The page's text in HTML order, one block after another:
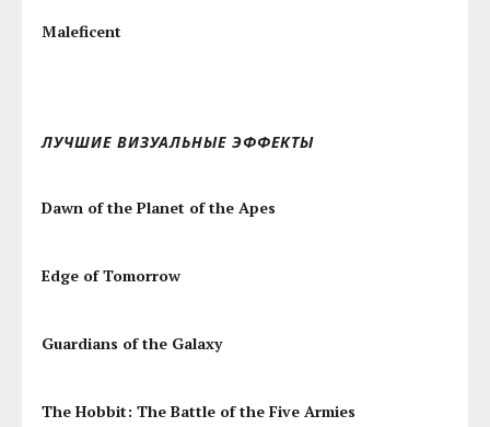
Maleficent
ЛУЧШИЕ ВИЗУАЛЬНЫЕ ЭФФЕКТЫ
Dawn of the Planet of the Apes
Edge of Tomorrow
Guardians of the Galaxy
The Hobbit: The Battle of the Five Armies